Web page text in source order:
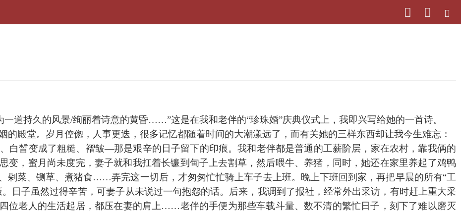
道持久的风景/绚丽着诗意的黄昏……”这是在我和老伴的“珍珠婚”庆典仪式上，我即兴写给她的一首诗。
殿堂。岁月倥偬，人事更迭，很多记忆都随着时间的大潮漾远了，而有关她的三样东西却让我今生难忘：
白晳变成了粗糙、褶皱—那是艰辛的日子留下的印痕。我和老伴都是普通的工薪阶层，家在农村，靠我俩的
变，蜜月尚未度完，妻子就和我扛着长镰到甸子上去割草，然后喂牛、养猪，同时，她还在家里养起了鸡鸭
剁菜、铡草、煮猪食……弄完这一切后，才匆匆忙忙骑上车子去上班。晚上下班回到家，再把早晨的所有“工
日子虽然过得辛苦，可妻子从未说过一句抱怨的话。后来，我调到了报社，经常外出采访，有时赶上重大采
位老人的生活起居，都压在妻的肩上……老伴的手便为那些车载斗量、数不清的繁忙日子，刻下了难以磨灭